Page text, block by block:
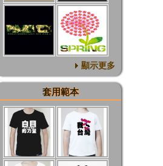
顯示更多
套用範本